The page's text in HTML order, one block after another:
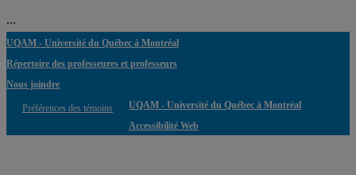
...
UQAM - Université du Québec à Montréal
Répertoire des professeures et professeurs
Nous joindre
Préférences des témoins
UQAM - Université du Québec à Montréal
Accessibilité Web